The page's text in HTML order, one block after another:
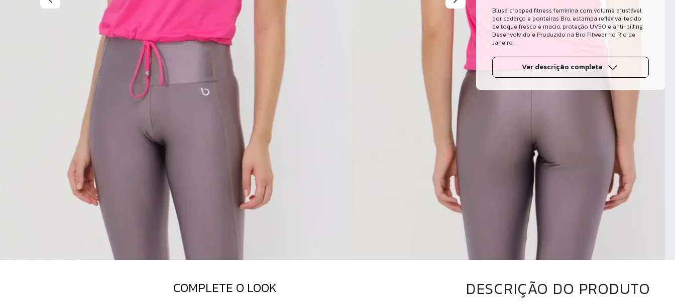
Blusa cropped fitness feminina com volume ajustável
por cadarço e ponteiras Bro, estampa reflexiva, tecido
de toque fresco e macio, proteção UV50 e anti-pilling.
Desenvolvido e Produzido na Bro Fitwear no Rio de
Janeiro.
Ver descrição completa
COMPLETE O LOOK DESCRIÇÃO DO PRODUTO